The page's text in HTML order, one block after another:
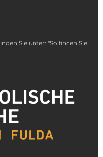
Sie unter: "So finden Sie